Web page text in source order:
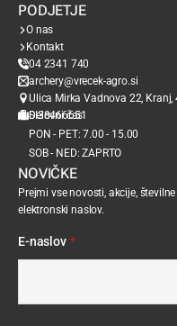
PODJETJE
O nas
Kontakt
04 2341 740
archery@vrecek-agro.si
Ulica Mirka Vadnova 22, Kranj,
SI38466651
Delovni čas
PON - PET: 7.00 - 15.00
SOB - NED: ZAPRTO
NOVIČKE
Prejmi vse novosti, akcije,
elektronski naslov.
E-naslov *